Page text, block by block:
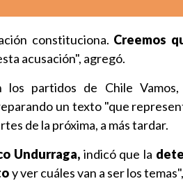
constituciona. Creemos
acusación", agregó.
los partidos de Chile
un texto "que
de la próxima, a más tardar.
Undurraga,indicó que la
y ver cuáles van a ser los